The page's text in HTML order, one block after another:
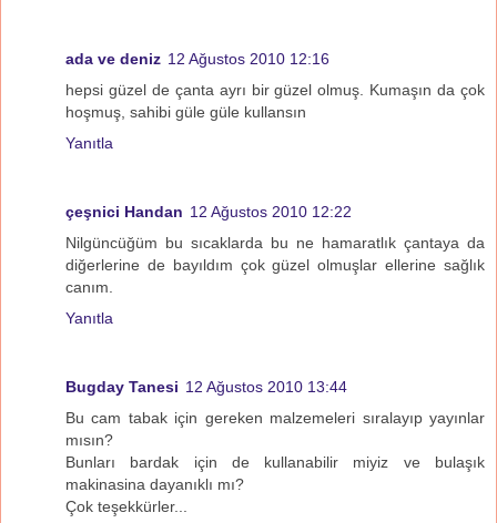
ada ve deniz 12 Ağustos 2010 12:16
hepsi güzel de çanta ayrı bir güzel olmuş. Kumaşın da çok
hoşmuş, sahibi güle güle kullansın
Yanıtla
çeşnici Handan 12 Ağustos 2010 12:22
Nilgüncüğüm bu sıcaklarda bu ne hamaratlık çantaya da
diğerlerine de bayıldım çok güzel olmuşlar ellerine sağlık
canım.
Yanıtla
Bugday Tanesi 12 Ağustos 2010 13:44
Bu cam tabak için gereken malzemeleri sıralayıp yayınlar
mısın?
Bunları bardak için de kullanabilir miyiz ve bulaşık
makinasina dayanıklı mı?
Çok teşekkürler...